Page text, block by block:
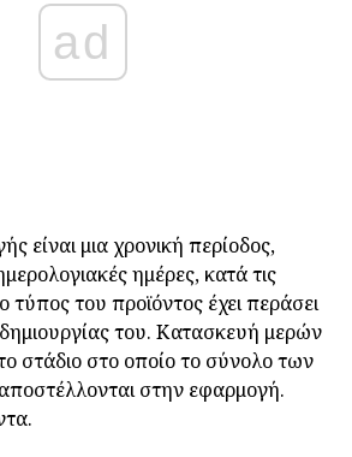
ad
είναι μια χρονική περίοδος,
ημέρες, κατά τις
τύπος του προϊόντος έχει περάσει
του. Κατασκευή μερών
στάδιο στο οποίο το σύνολο των
στην εφαρμογή.